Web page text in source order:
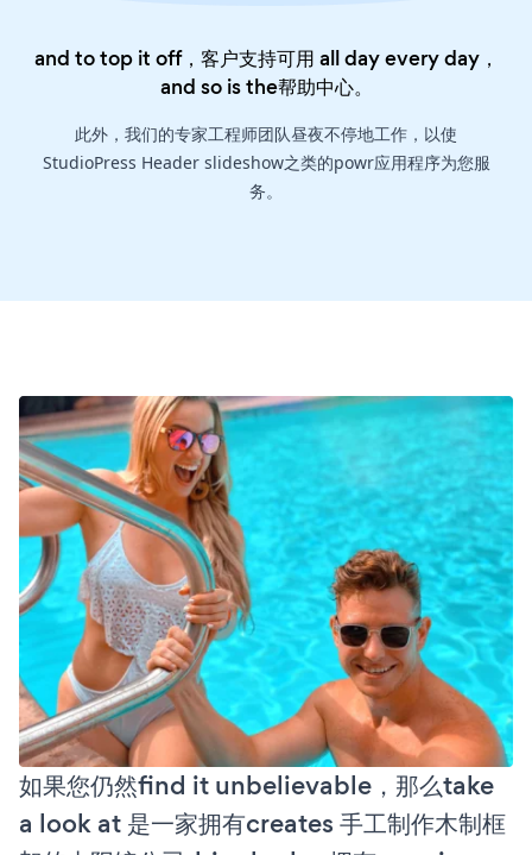
and to top it off，客户支持可用 all day every day，
and so is the帮助中心。
此外，我们的专家工程师团队昼夜不停地工作，以使
StudioPress Header slideshow之类的powr应用程序为您服
务。
如果您仍然find it unbelievable，那么take
a look at 是一家拥有creates 手工制作木制框